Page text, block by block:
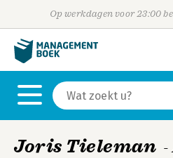
Op werkdagen voor 23:00
Joris Tieleman -